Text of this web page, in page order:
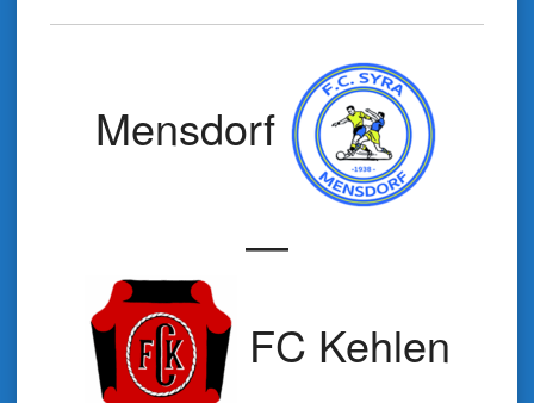
Mensdorf
—
FC Kehlen